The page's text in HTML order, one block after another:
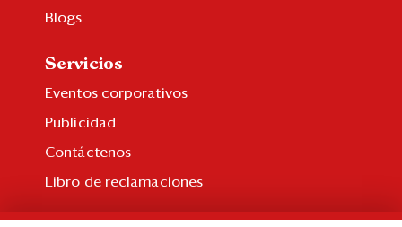
Blogs
Servicios
Eventos corporativos
Publicidad
Contáctenos
Libro de reclamaciones